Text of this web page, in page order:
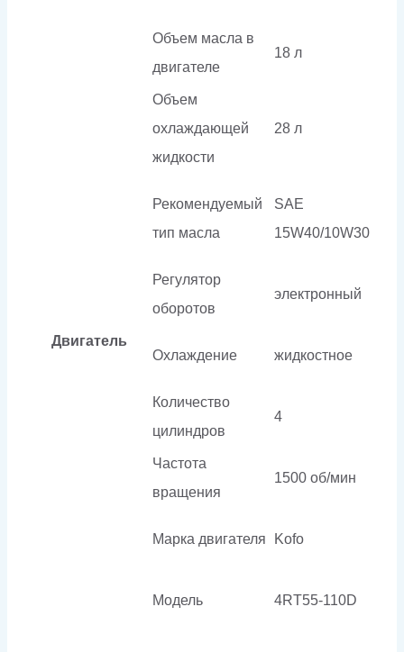
Двигатель
Объем масла в
двигателе
18 л
Объем
охлаждающей
жидкости
28 л
Рекомендуемый
тип масла
SAE
15W40/10W30
Регулятор
оборотов
электронный
Охлаждение жидкостное
Количество
цилиндров
4
Частота
вращения
1500 об/мин
Марка двигателя Kofo
Модель 4RT55-110D